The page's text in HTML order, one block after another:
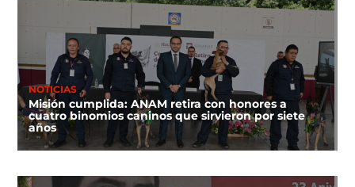
NOTICIAS
Misión cumplida: ANAM retira con honores a
cuatro binomios caninos que sirvieron por siete
años